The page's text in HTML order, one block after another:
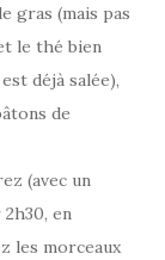
gras (mais pas
le thé bien
déjà salée),
de
(avec un
en
les morceaux